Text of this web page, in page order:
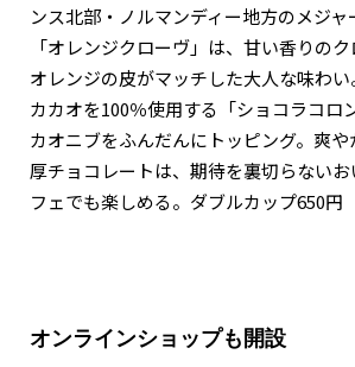
ンス北部・ノルマンディー地方のメジャ
「オレンジクローヴ」は、甘い香りの
オレンジの皮がマッチした大人な味わ
カカオを100％使用する「ショコラコロ
カオニブをふんだんにトッピング。爽
厚チョコレートは、期待を裏切らない
フェでも楽しめる。ダブルカップ650円
オンラインショップも開設